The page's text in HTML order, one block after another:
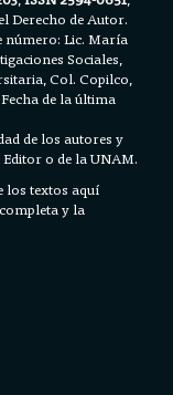
Derecho de Autor.
número: Lic. María
Sociales,
Col. Copilco,
de la última
de los autores y
o de la UNAM.
los textos aquí
y la